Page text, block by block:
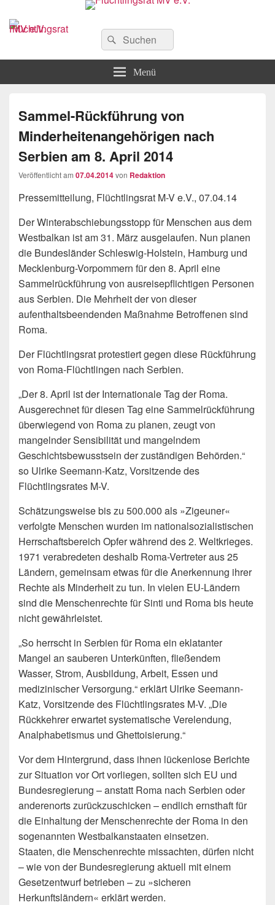
Flüchtlingsrat MV e.V.
Schwerin
Suchen
nach:
Suchen
Menü
Sammel-Rückführung von
Minderheitenangehörigen nach
Serbien am 8. April 2014
Veröffentlicht am 07.04.2014von Redaktion
Pressemitteilung, Flüchtlingsrat M-V e.V., 07.04.14
Der Winterabschiebungsstopp für Menschen aus dem
Westbalkan ist am 31. März ausgelaufen. Nun planen
die Bundesländer Schleswig-Holstein, Hamburg und
Mecklenburg-Vorpommern für den 8. April eine
Sammelrückführung von ausreisepflichtigen Personen
aus Serbien. Die Mehrheit der von dieser
aufenthaltsbeendenden Maßnahme Betroffenen sind
Roma.
Der Flüchtlingsrat protestiert gegen diese Rückführung
von Roma-Flüchtlingen nach Serbien.
„Der 8. April ist der Internationale Tag der Roma.
Ausgerechnet für diesen Tag eine Sammelrückführung
überwiegend von Roma zu planen, zeugt von
mangelnder Sensibilität und mangelndem
Geschichtsbewusstsein der zuständigen Behörden.“
so Ulrike Seemann-Katz, Vorsitzende des
Flüchtlingsrates M-V.
Schätzungsweise bis zu 500.000 als »Zigeuner«
verfolgte Menschen wurden im nationalsozialistischen
Herrschaftsbereich Opfer während des 2. Weltkrieges.
1971 verabredeten deshalb Roma-Vertreter aus 25
Ländern, gemeinsam etwas für die Anerkennung ihrer
Rechte als Minderheit zu tun. In vielen EU-Ländern
sind die Menschenrechte für Sinti und Roma bis heute
nicht gewährleistet.
„So herrscht in Serbien für Roma ein eklatanter
Mangel an sauberen Unterkünften, fließendem
Wasser, Strom, Ausbildung, Arbeit, Essen und
medizinischer Versorgung.“ erklärt Ulrike Seemann-
Katz, Vorsitzende des Flüchtlingsrates M-V. „Die
Rückkehrer erwartet systematische Verelendung,
Analphabetismus und Ghettoisierung.“
Vor dem Hintergrund, dass ihnen lückenlose Berichte
zur Situation vor Ort vorliegen, sollten sich EU und
Bundesregierung – anstatt Roma nach Serbien oder
anderenorts zurückzuschicken – endlich ernsthaft für
die Einhaltung der Menschenrechte der Roma in den
sogenannten Westbalkanstaaten einsetzen.
Staaten, die Menschenrechte missachten, dürfen nicht
– wie von der Bundesregierung aktuell mit einem
Gesetzentwurf betrieben – zu »sicheren
Herkunftsländern« erklärt werden.